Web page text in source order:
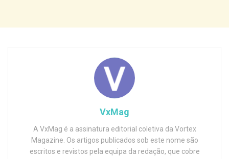
VxMag
A VxMag é a assinatura editorial coletiva da Vortex
Magazine. Os artigos publicados sob este nome são
escritos e revistos pela equipa da redação, que cobre